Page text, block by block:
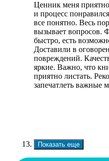
Ценник меня приятно
и процесс
все понятно. Весь
вызывает вопросов.
быстро, есть
Доставили в
повреждений.
яркие. Важно, что
приятно листать.
запечатлеть важные
Показать еще